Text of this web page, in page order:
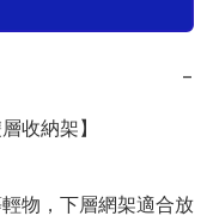
−
收納架】
物，下層網架適合放